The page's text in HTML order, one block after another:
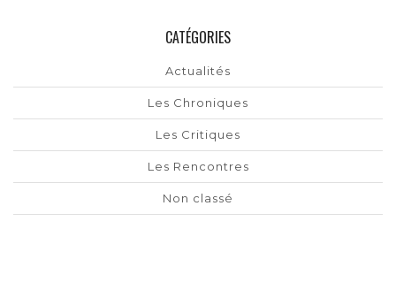
CATÉGORIES
Actualités
Les Chroniques
Les Critiques
Les Rencontres
Non classé